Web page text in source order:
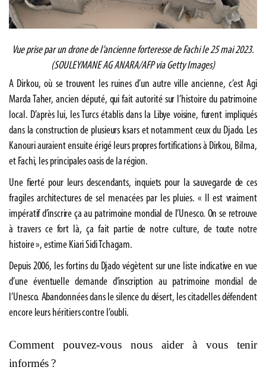
Vue prise par un drone de l’ancienne forteresse de Fachi le 25 mai 2023.
(SOULEYMANE AG ANARA/AFP via Getty Images)
A Dirkou, où se trouvent les ruines d’un autre ville ancienne, c’est Agi
Marda Taher, ancien député, qui fait autorité sur l’histoire du patrimoine
local. D’après lui, les Turcs établis dans la Libye voisine, furent impliqués
dans la construction de plusieurs ksars et notamment ceux du Djado. Les
Kanouri auraient ensuite érigé leurs propres fortifications à Dirkou, Bilma,
et Fachi, les principales oasis de la région.
Une fierté pour leurs descendants, inquiets pour la sauvegarde de ces
fragiles architectures de sel menacées par les pluies. « Il est vraiment
impératif d’inscrire ça au patrimoine mondial de l’Unesco. On se retrouve
à travers ce fort là, ça fait partie de notre culture, de toute notre
histoire », estime Kiari Sidi Tchagam.
Depuis 2006, les fortins du Djado végètent sur une liste indicative en vue
d’une éventuelle demande d’inscription au patrimoine mondial de
l’Unesco. Abandonnées dans le silence du désert, les citadelles défendent
encore leurs héritiers contre l’oubli.
Comment pouvez-vous nous aider à vous tenir
informés ?